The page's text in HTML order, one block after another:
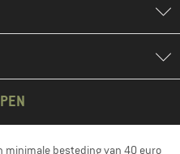
minimale besteding van 40 euro